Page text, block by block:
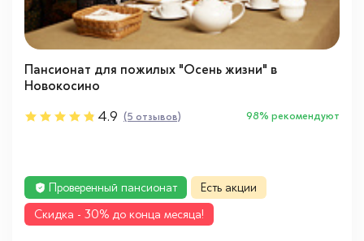
Пансионат для пожилых "Осень жизни" в
Новокосино
4.9 (5 отзывов) 98% рекомендуют
Проверенный пансионат
Есть акции
Cкидка - 30% до конца месяца!